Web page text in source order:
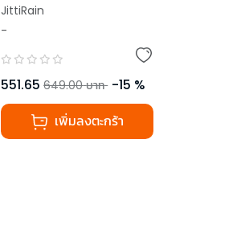
JittiRain
-
551.65 649.00 บาท -15 %
เพิ่มลงตะกร้า